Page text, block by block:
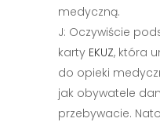
medyczną.
J: Oczywiście
karty EKUZ, która
do opieki
jak obywatele
przebywacie.